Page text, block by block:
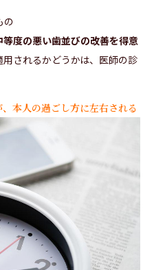
の
度の悪い歯並びの改善を得意
用されるかどうかは、医師の診
本人の過ごし方に左右される